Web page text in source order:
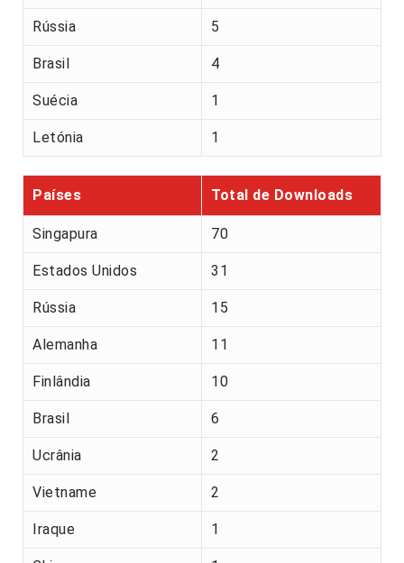
Rússia 5
Brasil 4
Suécia 1
Letónia 1
Países Total de Downloads
Singapura 70
Estados Unidos 31
Rússia 15
Alemanha 11
Finlândia 10
Brasil 6
Ucrânia 2
Vietname 2
Iraque 1